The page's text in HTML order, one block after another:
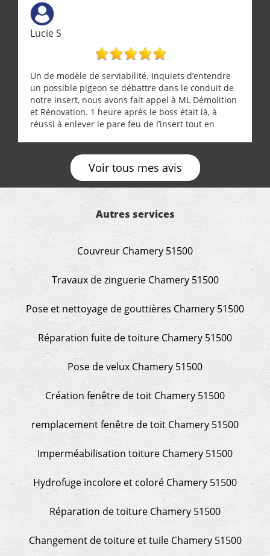
Lucie S
Un de modèle de serviabilité. Inquiets d’entendre
un possible pigeon se débattre dans le conduit de
notre insert, nous avons fait appel à ML Démolition
et Rénovation. 1 heure après le boss était là, à
réussi à enlever le pare feu de l’insert tout en
l’oiseau jusqu’à ce qu’il reprenne ses esprits et
puisse s’envoler. Après quoi il a procédé au
ramonage de notre insert avec dextérité et une
nombreux conseils concernant d’autres sujets. Un
entrepreneur comme on souhaite en rencontrer.
Voir tous mes avis
Autres services
Couvreur Chamery 51500
Travaux de zinguerie Chamery 51500
Pose et nettoyage de gouttières Chamery 51500
Réparation fuite de toiture Chamery 51500
Pose de velux Chamery 51500
Création fenêtre de toit Chamery 51500
remplacement fenêtre de toit Chamery 51500
Imperméabilisation toiture Chamery 51500
Hydrofuge incolore et coloré Chamery 51500
Réparation de toiture Chamery 51500
Changement de toiture et tuile Chamery 51500